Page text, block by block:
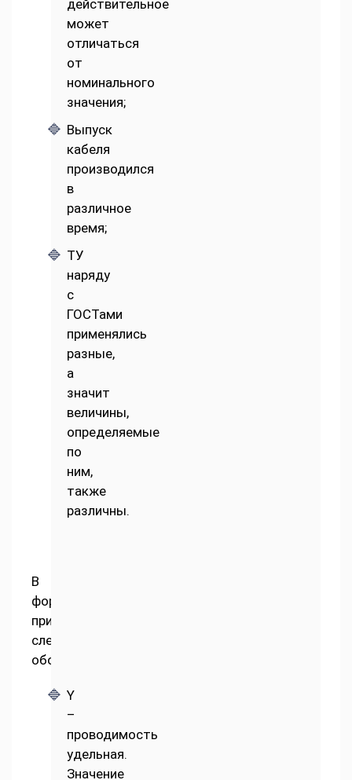
действительное
может
отличаться
от
номинального
значения;
Выпуск
кабеля
производился
в
различное
время;
ТУ
наряду
с
ГОСТами
применялись
разные,
а
значит
величины,
определяемые
по
ним,
также
различны.
В
формуле
применяются
следующие
обозначения:
Y
–
проводимость
удельная.
Значение